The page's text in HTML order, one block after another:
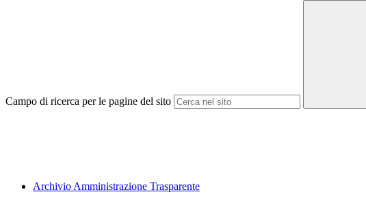
Campo di ricerca per le pagine del sito
Archivio Amministrazione Trasparente